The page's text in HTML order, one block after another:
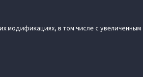
в том числе с увеличенным